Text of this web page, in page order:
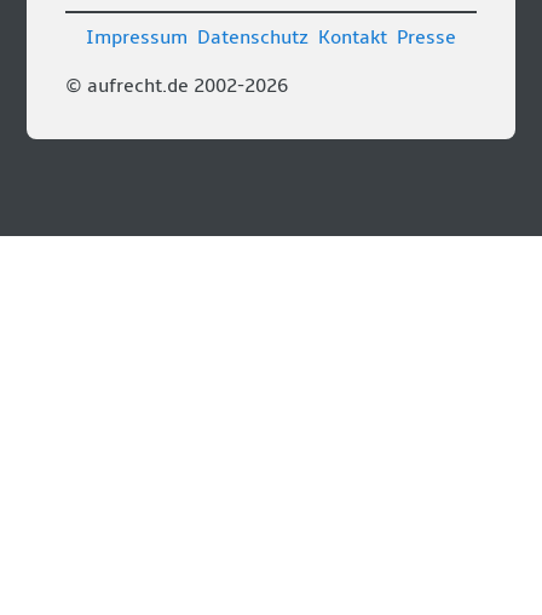
© aufrecht.de 2002-2026
Impressum Datenschutz Kontakt Presse